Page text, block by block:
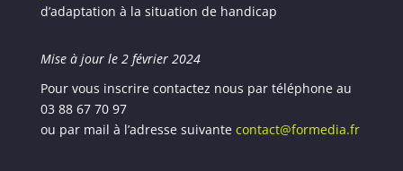
d’adaptation à la situation de handicap
Mise à jour le 2 février 2024
Pour vous inscrire contactez nous par téléphone au
03 88 67 70 97
ou par mail à l’adresse suivante contact@formedia.fr